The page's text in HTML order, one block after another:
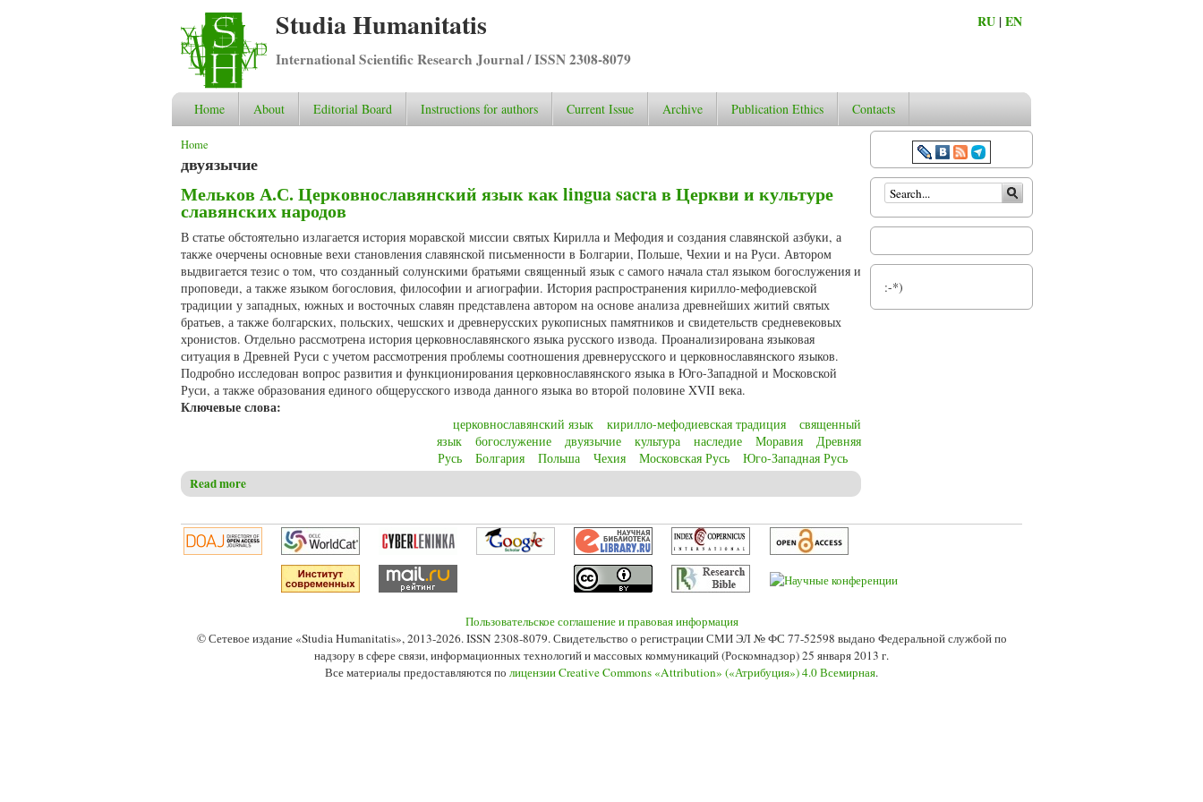
Studia Humanitatis
International Scientific Research Journal / ISSN 2308-8079
RU |EN
Home About Editorial Board Instructions for authors Current Issue Archive Publication Ethics Contacts
You are here
Home
двуязычие
Мельков А.С. Церковнославянский язык как lingua sacra в Церкви и культуре
славянских народов
В статье обстоятельно излагается история моравской миссии святых Кирилла и Мефодия и создания славянской азбуки, а
также очерчены основные вехи становления славянской письменности в Болгарии, Польше, Чехии и на Руси. Автором
выдвигается тезис о том, что созданный солунскими братьями священный язык с самого начала стал языком богослужения и
проповеди, а также языком богословия, философии и агиографии. История распространения кирилло-мефодиевской
традиции у западных, южных и восточных славян представлена автором на основе анализа древнейших житий святых
братьев, а также болгарских, польских, чешских и древнерусских рукописных памятников и свидетельств средневековых
хронистов. Отдельно рассмотрена история церковнославянского языка русского извода. Проанализирована языковая
ситуация в Древней Руси с учетом рассмотрения проблемы соотношения древнерусского и церковнославянского языков.
Подробно исследован вопрос развития и функционирования церковнославянского языка в Юго-Западной и Московской
Руси, а также образования единого общерусского извода данного языка во второй половине XVII века.
Ключевые слова:
церковнославянский язык кирилло-мефодиевская традиция
священный
язык
богослужение двуязычие культура наследие Моравия
Древняя
Русь
Болгария Польша Чехия Московская Русь Юго-Западная Русь
Read more
Search form
:-*)
Пользовательское соглашение и правовая информация
© Сетевое издание «Studia Humanitatis», 2013-2026. ISSN 2308-8079. Свидетельство о регистрации СМИ ЭЛ № ФС 77-52598 выдано Федеральной службой по
надзору в сфере связи, информационных технологий и массовых коммуникаций (Роскомнадзор) 25 января 2013 г.
Все материалы предоставляются по лицензии Creative Commons «Attribution» («Атрибуция») 4.0 Всемирная.